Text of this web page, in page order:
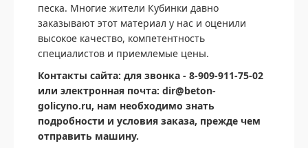
песка. Многие жители Кубинки давно
заказывают этот материал у нас и оценили
высокое качество, компетентность
специалистов и приемлемые цены.
Контакты сайта: для звонка - 8-909-911-75-02
или электронная почта: dir@beton-
golicyno.ru, нам необходимо знать
подробности и условия заказа, прежде чем
отправить машину.